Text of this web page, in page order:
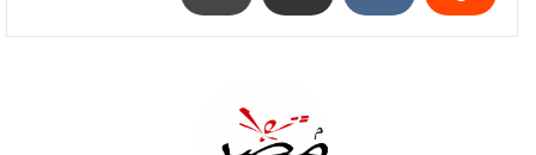
"البنك المركزى":- إحمى نفسك وإدفع إلكترونى والسحب
النقدى من الـATM مجانًا